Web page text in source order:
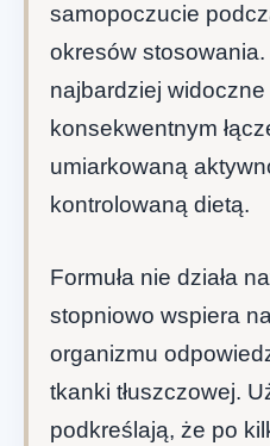
samopoczucie
okresów
najbardziej
konsekwentnym
umiarkowaną
kontrolowaną dietą.
Formuła nie działa
stopniowo wspiera
organizmu
tkanki tłuszczowej.
podkreślają, że po